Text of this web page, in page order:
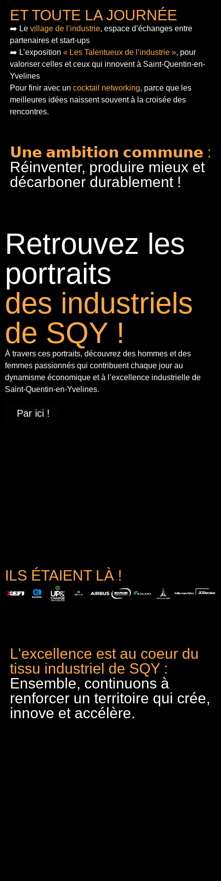
ET TOUTE LA JOURNÉE
➡️ Le village de l’industrie, espace d’échanges entre
partenaires et start-ups
➡️ L’exposition « Les Talentueux de l’industrie », pour
valoriser celles et ceux qui innovent à Saint-Quentin-en-
Yvelines
Pour finir avec un cocktail networking, parce que les
meilleures idées naissent souvent à la croisée des
rencontres.
𝗨𝗻𝗲 𝗮𝗺𝗯𝗶𝘁𝗶𝗼𝗻 𝗰𝗼𝗺𝗺𝘂𝗻𝗲 :
Réinventer, produire mieux et
décarboner durablement !
Retrouvez les
portraits
des industriels
de SQY !
À travers ces portraits, découvrez des hommes et des
femmes passionnés qui contribuent chaque jour au
dynamisme économique et à l’excellence industrielle de
Saint-Quentin-en-Yvelines.
Par ici !
ILS ÉTAIENT LÀ !
L'excellence est au coeur du
tissu industriel de SQY :
Ensemble, continuons à
renforcer un territoire qui crée,
innove et accélère.